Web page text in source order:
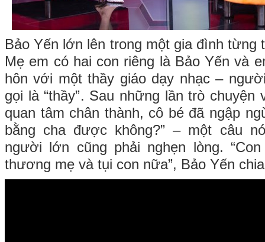
Bảo Yến lớn lên trong một gia đình từng
Mẹ em có hai con riêng là Bảo Yến và
hôn với một thầy giáo dạy nhạc –
gọi là “thầy”. Sau những lần trò
quan tâm chân thành, cô bé đã ngập
bằng cha được không?” – một câu
người lớn cũng phải nghẹn lòng.
thương mẹ và tụi con nữa”, Bảo Yến